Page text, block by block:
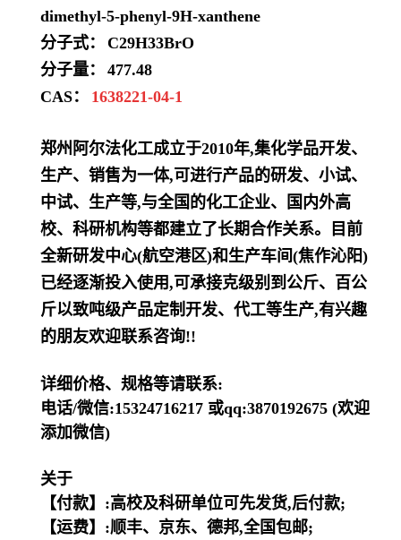
dimethyl-5-phenyl-9H-xanthene
分子式：
C29H33BrO
分子量：
477.48
CAS：
1638221-04-1
郑州阿尔法化工成立于2010年,集化学品开发、
生产、销售为一体,可进行产品的研发、小试、
中试、生产等,与全国的化工企业、国内外高
校、科研机构等都建立了长期合作关系。目前
全新研发中心(航空港区)和生产车间(焦作沁阳)
已经逐渐投入使用,可承接克级别到公斤、百公
斤以致吨级产品定制开发、代工等生产,有兴趣
的朋友欢迎联系咨询!!
详细价格、规格等请联系:
电话/微信:15324716217 或qq:3870192675 (欢迎
添加微信)
关于
【付款】:高校及科研单位可先发货,后付款;
【运费】:顺丰、京东、德邦,全国包邮;